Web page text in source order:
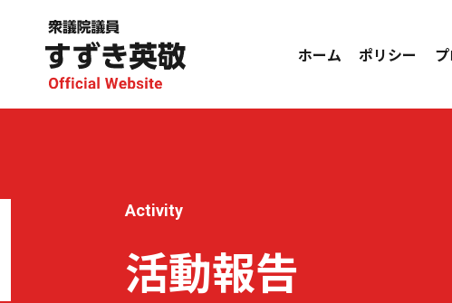
ホーム ポリシー
Activity
活動報告